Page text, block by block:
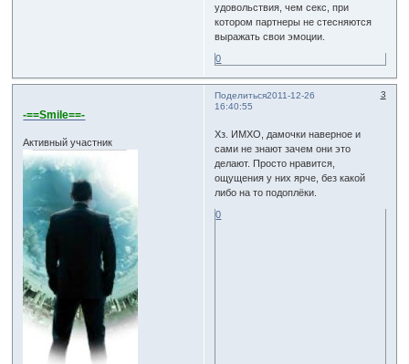
удовольствия, чем секс, при
котором партнеры не стесняются
выражать свои эмоции.
0
Поделиться 3
2011-12-26
16:40:55
-==Smile==-
Активный участник
Хз. ИМХО, дамочки наверное и
сами не знают зачем они это
делают. Просто нравится,
ощущения у них ярче, без какой
либо на то подоплёки.
0